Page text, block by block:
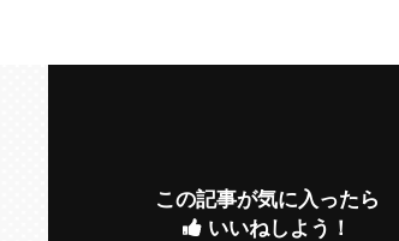
この記事が気に入ったら
いいねしよう！